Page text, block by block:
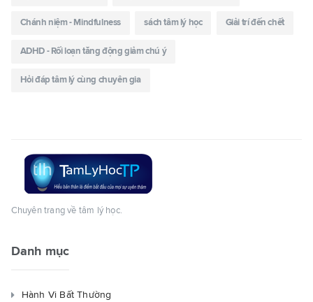
Chánh niệm - Mindfulness sách tâm lý học Giải trí đến chết
ADHD - Rối loạn tăng động giảm chú ý
Hỏi đáp tâm lý cùng chuyên gia
Chuyên trang về tâm lý học.
Danh mục
Hành Vi Bất Thường